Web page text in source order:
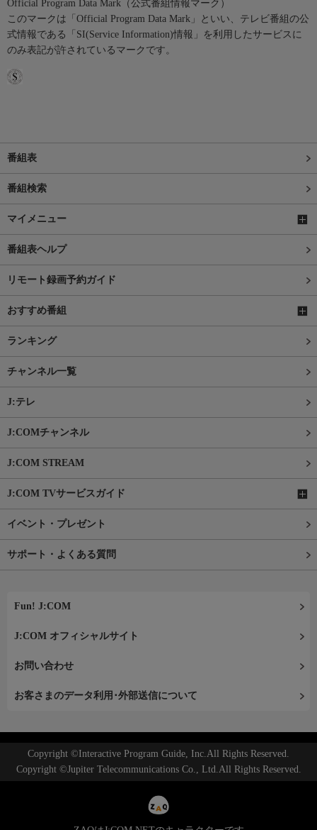
Official Program Data Mark（公式番組情報マーク）
このマークは「Official Program Data Mark」といい、テレビ番組の公
式情報である「SI(Service Information)情報」を利用したサービスに
のみ表記が許されているマークです。
番組表
番組検索
マイメニュー
番組表ヘルプ
リモート録画予約ガイド
おすすめ番組
ランキング
チャンネル一覧
J:テレ
J:COMチャンネル
J:COM STREAM
J:COM TVサービスガイド
イベント・プレゼント
サポート・よくある質問
Fun! J:COM
J:COM オフィシャルサイト
お問い合わせ
お客さまのデータ利用･外部送信について
Copyright ©Interactive Program Guide, Inc.All Rights Reserved.
Copyright ©Jupiter Telecommunications Co., Ltd.All Rights Reserved.